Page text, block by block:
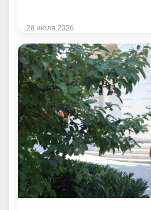
28 июля 2026